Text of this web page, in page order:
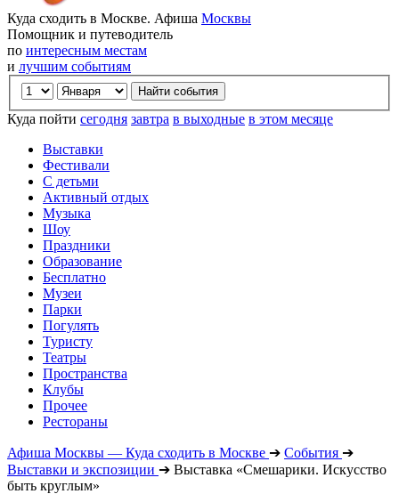
Куда сходить в Москве. Афиша Москвы
Помощник и путеводитель
по интересным местам
и лучшим событиям
Куда пойти сегодня завтра в выходные в этом месяце
Выставки
Фестивали
С детьми
Активный отдых
Музыка
Шоу
Праздники
Образование
Бесплатно
Музеи
Парки
Погулять
Туристу
Театры
Пространства
Клубы
Прочее
Рестораны
Афиша Москвы — Куда сходить в Москве ➔ События ➔
Выставки и экспозиции ➔ Выставка «Смешарики. Искусство
быть круглым»